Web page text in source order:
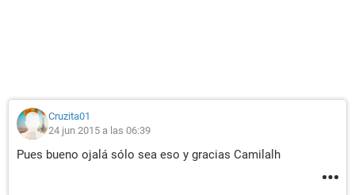
Cruzita01
24 jun 2015 a las 06:39
Pues bueno ojalá sólo sea eso y gracias Camilalh